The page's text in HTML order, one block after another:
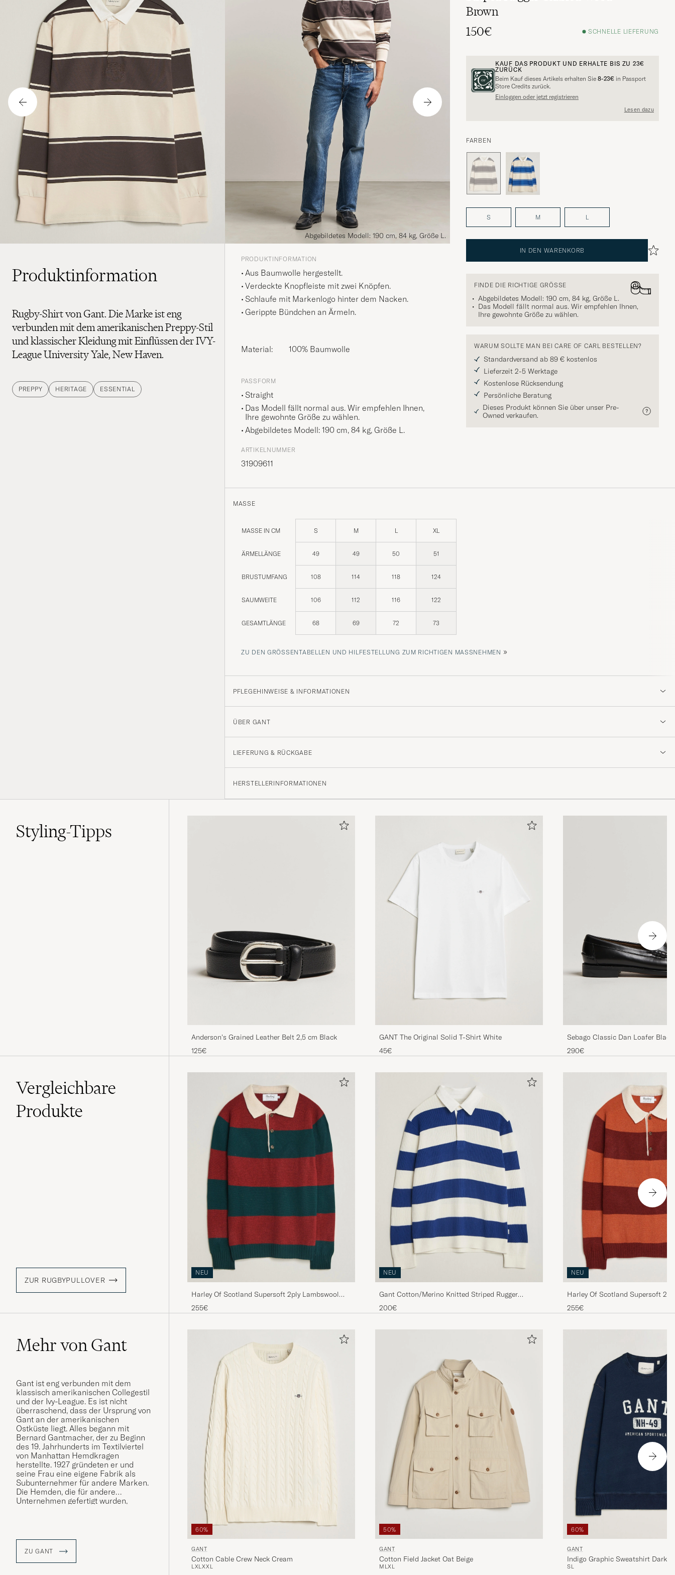
Abgebildetes Modell: 190 cm, 84 kg, Größe L.
Brown
150€
SCHNELLE LIEFERUNG
KAUF DAS PRODUKT UND ERHALTE BIS ZU 23€
ZURÜCK
Beim Kauf dieses Artikels erhalten Sie 8-23€ in Passport
Store Credits zurück.
Einloggen oder jetzt registrieren
Lesen dazu
FARBEN
S M L
IN DEN WARENKORB
FINDE DIE RICHTIGE GRÖSSE
Abgebildetes Modell: 190 cm, 84 kg, Größe L.
Das Modell fällt normal aus. Wir empfehlen Ihnen,
Ihre gewohnte Größe zu wählen.
WARUM SOLLTE MAN BEI CARE OF CARL BESTELLEN?
Standardversand ab 89 € kostenlos
Lieferzeit 2-5 Werktage
Kostenlose Rücksendung
Persönliche Beratung
Dieses Produkt können Sie über unser Pre-
Owned verkaufen.
Produktinformation
Rugby-Shirt von Gant. Die Marke ist eng
verbunden mit dem amerikanischen Preppy-Stil
und klassischer Kleidung mit Einflüssen der IVY-
League University Yale, New Haven.
PREPPY HERITAGE ESSENTIAL
PRODUKTINFORMATION
Aus Baumwolle hergestellt.
Verdeckte Knopfleiste mit zwei Knöpfen.
Schlaufe mit Markenlogo hinter dem Nacken.
Gerippte Bündchen an Ärmeln.
Material: 100% Baumwolle
PASSFORM
Straight
Das Modell fällt normal aus. Wir empfehlen Ihnen,
Ihre gewohnte Größe zu wählen.
Abgebildetes Modell: 190 cm, 84 kg, Größe L .
ARTIKELNUMMER
31909611
MASSE
MASSE IN CM S M L XL
ÄRMELLÄNGE 49 49 50 51
BRUSTUMFANG 108 114 118 124
SAUMWEITE 106 112 116 122
GESAMTLÄNGE 68 69 72 73
ZU DEN GRÖSSENTABELLEN UND HILFESTELLUNG ZUM RICHTIGEN MASSNEHMEN »
PFLEGEHINWEISE & INFORMATIONEN
ÜBER GANT
LIEFERUNG & RÜCKGABE
HERSTELLERINFORMATIONEN
Styling-Tipps
Anderson's Grained Leather Belt 2,5 cm Black
125€
GANT The Original Solid T-Shirt White
45€
Sebago Classic Dan Loafer Black
290€
Vergleichbare
Produkte
ZUR RUGBYPULLOVER
NEU
Harley Of Scotland Supersoft 2ply Lambswool
Rugby Green/Red
255€
NEU
Gant Cotton/Merino Knitted Striped Rugger
Cream
200€
NEU
Harley Of Scotland Supersoft
Rugby Red/Orange
255€
Mehr von Gant
Gant ist eng verbunden mit dem
klassisch amerikanischen Collegestil
und der Ivy-League. Es ist nicht
überraschend, dass der Ursprung von
Gant an der amerikanischen
Ostküste liegt. Alles begann mit
Bernard Gantmacher, der zu Beginn
des 19. Jahrhunderts im Textilviertel
von Manhattan Hemdkragen
herstellte. 1927 gründeten er und
seine Frau eine eigene Fabrik als
Subunternehmer für andere Marken.
Die Hemden, die für andere
Unternehmen gefertigt wurden,
Gant wurde vom Preppy-Stil geprägt
wie der Style von der Marke selbst
ZU GANT
60%
GANT
Cotton Cable Crew Neck Cream
LXLXXL
50%
GANT
Cotton Field Jacket Oat Beige
M LXL
60%
GANT
Indigo Graphic Sweatshirt Dark
SL